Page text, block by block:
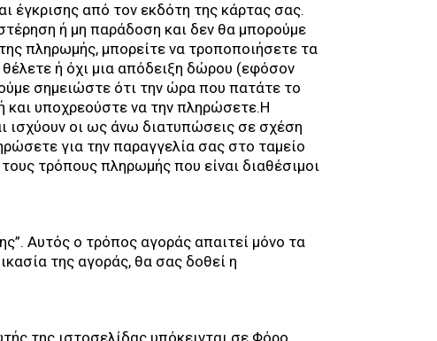
έγκρισης από τον εκδότη της κάρτας σας.
ή μη παράδοση και δεν θα μπορούμε
πληρωμής, μπορείτε να τροποποιήσετε τα
ή όχι μια απόδειξη δώρου (εφόσον
σημειώστε ότι την ώρα που πατάτε το
και υποχρεούστε να την πληρώσετε.Η
ισχύουν οι ως άνω διατυπώσεις σε σχέση
για την παραγγελία σας στο ταμείο
τρόπους πληρωμής που είναι διαθέσιμοι
Αυτός ο τρόπος αγοράς απαιτεί μόνο τα
της αγοράς, θα σας δοθεί η
της ιστοσελίδας υπόκεινται σε Φόρο